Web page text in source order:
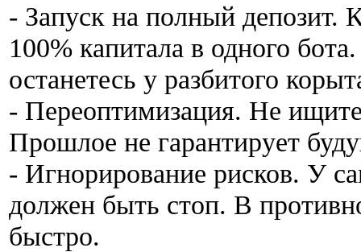
- Запуск на полный депозит.
100% капитала в одного
останетесь у разбитого
- Переоптимизация. Не
Прошлое не гарантирует
- Игнорирование рисков. У
должен быть стоп. В
быстро.